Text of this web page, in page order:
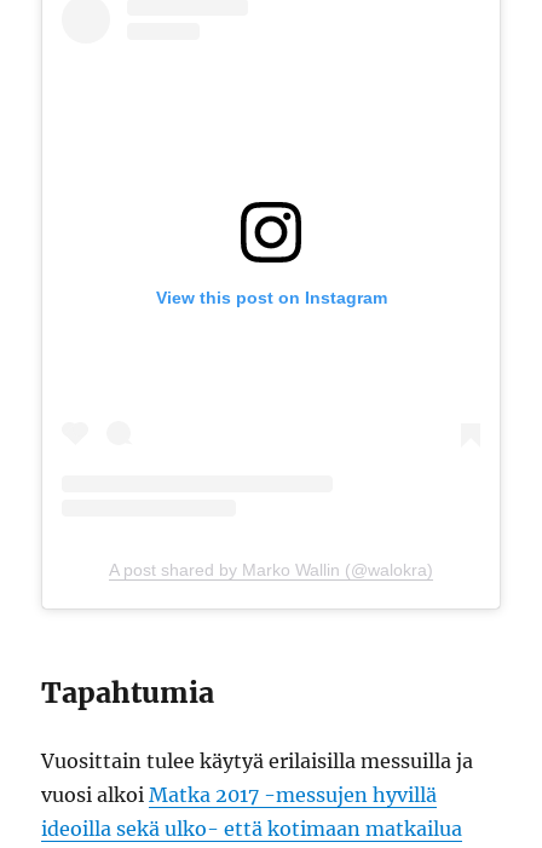
View this post on Instagram
A post shared by Marko Wallin (@walokra)
Tapahtumia
Vuosittain tulee käytyä erilaisilla messuilla ja
vuosi alkoiMatka 2017 -messujen hyvillä
ideoilla sekä ulko- että kotimaan matkailua